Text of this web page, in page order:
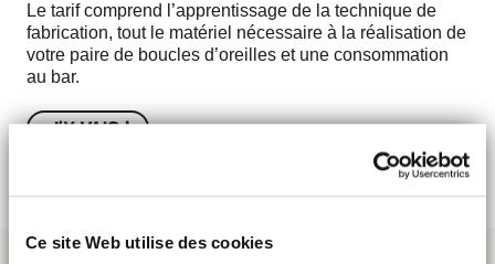
Ce site Web utilise des cookies
Le tarif comprend l’apprentissage de la technique de
fabrication, tout le matériel nécessaire à la réalisation de
votre paire de boucles d’oreilles et une consommation
au bar.
J'Y VAIS !